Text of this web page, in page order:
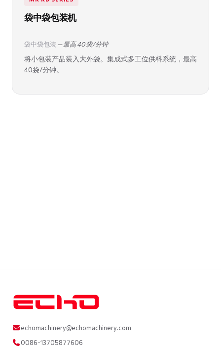
袋中袋包装机
袋中袋包装 — 最高 40 袋/分钟
将小包装产品装入大外袋。集成式多工位供料系统，最高
40袋/分钟。
echomachinery@echomachinery.com
0086-13705877606